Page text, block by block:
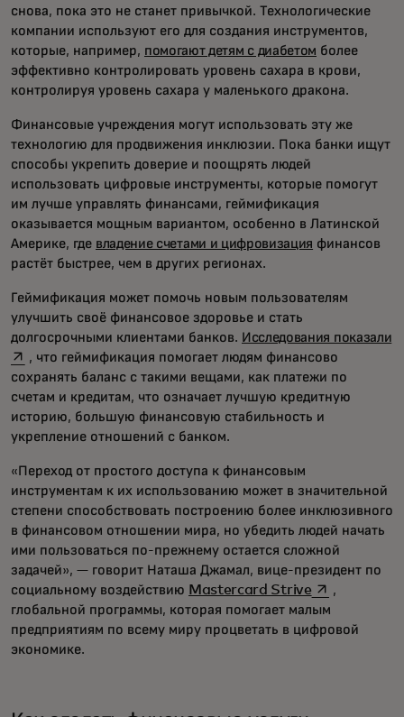
снова, пока это не станет привычкой. Технологические
компании используют его для создания инструментов,
которые, например, помогают детям с диабетом более
эффективно контролировать уровень сахара в крови,
контролируя уровень сахара у маленького дракона.
Финансовые учреждения могут использовать эту же
технологию для продвижения инклюзии. Пока банки ищут
способы укрепить доверие и поощрять людей
использовать цифровые инструменты, которые помогут
им лучше управлять финансами, геймификация
оказывается мощным вариантом, особенно в Латинской
Америке, где владение счетами и цифровизация финансов
растёт быстрее, чем в других регионах.
Геймификация может помочь новым пользователям
улучшить своё финансовое здоровье и стать
долгосрочными клиентами банков. Исследования показали
, что геймификация помогает людям финансово
сохранять баланс с такими вещами, как платежи по
счетам и кредитам, что означает лучшую кредитную
историю, большую финансовую стабильность и
укрепление отношений с банком.
«Переход от простого доступа к финансовым
инструментам к их использованию может в значительной
степени способствовать построению более инклюзивного
в финансовом отношении мира, но убедить людей начать
ими пользоваться по-прежнему остается сложной
задачей», — говорит Наташа Джамал, вице-президент по
социальному воздействию Mastercard Striveopens in a
,
глобальной программы, которая помогает малым
предприятиям по всему миру процветать в цифровой
экономике.